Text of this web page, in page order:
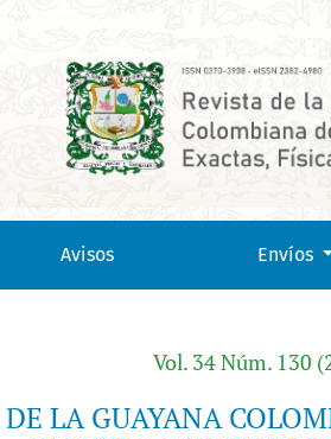
Avisos Envíos
Vol. 34 Núm. 130
LA GUAYANA